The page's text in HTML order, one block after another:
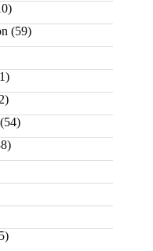
(59)
(54)